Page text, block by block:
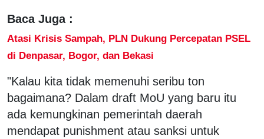
Baca Juga :
Atasi Krisis Sampah, PLN Dukung Percepatan PSEL
di Denpasar, Bogor, dan Bekasi
"Kalau kita tidak memenuhi seribu ton
bagaimana? Dalam draft MoU yang baru itu
ada kemungkinan pemerintah daerah
mendapat punishment atau sanksi untuk